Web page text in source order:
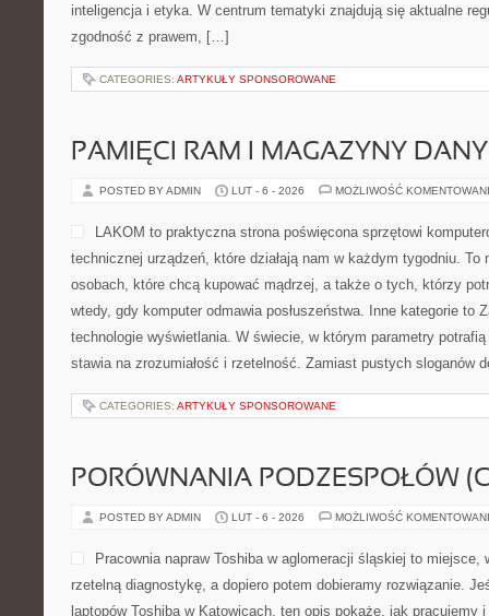
inteligencja i etyka. W centrum tematyki znajdują się aktualne
zgodność z prawem, […]
CATEGORIES: ARTYKUŁY SPONSOROWANE
PAMIĘCI RAM I MAGAZYNY
POSTED BY ADMIN LUT - 6 - 2026 MOŻLIWOŚĆ
LAKOM to praktyczna strona poświęcona sprzętowi
technicznej urządzeń, które działają nam w każdym tygodniu.
osobach, które chcą kupować mądrzej, a także o tych, którzy
wtedy, gdy komputer odmawia posłuszeństwa. Inne kategorie to
technologie wyświetlania. W świecie, w którym parametry potrafią
stawia na zrozumiałość i rzetelność. Zamiast pustych sloganów
CATEGORIES: ARTYKUŁY SPONSOROWANE
PORÓWNANIA PODZESPOŁÓW
POSTED BY ADMIN LUT - 6 - 2026 MOŻLIWOŚĆ
Pracownia napraw Toshiba w aglomeracji śląskiej to miejsce,
rzetelną diagnostykę, a dopiero potem dobieramy rozwiązanie.
laptopów Toshiba w Katowicach, ten opis pokaże, jak pracujemy